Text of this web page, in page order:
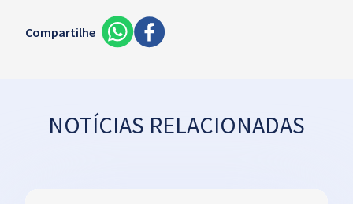
Compartilhe
NOTÍCIAS RELACIONADAS